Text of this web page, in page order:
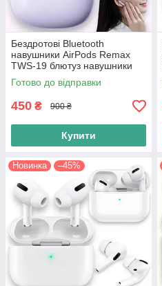
Бездротові Bluetooth
навушники AirPods Remax
TWS-19 блютуз навушники
для айфона, фіолетові
Готово до відправки
450 ₴ 900 ₴
Купити
Новинка –45%